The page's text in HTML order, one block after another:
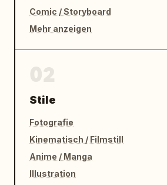
Comic / Storyboard
Mehr anzeigen
Stile
Fotografie
Kinematisch / Filmstill
Anime / Manga
Illustration